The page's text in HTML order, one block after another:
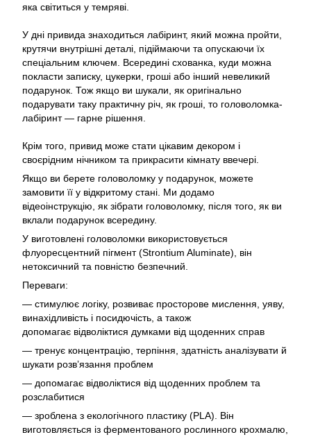
яка світиться у темряві.
У дні привида знаходиться лабіринт, який можна пройти,
крутячи внутрішні деталі, підіймаючи та опускаючи їх
спеціальним ключем. Всередині схованка, куди можна
покласти записку, цукерки, гроші або інший невеликий
подарунок. Тож якщо ви шукали, як оригінально
подарувати таку практичну річ, як гроші, то головоломка-
лабіринт — гарне рішення.
Крім того, привид може стати цікавим декором і
своєрідним нічником та прикрасити кімнату ввечері.
Якщо ви берете головоломку у подарунок, можете
замовити її у відкритому стані. Ми додамо
відеоінструкцію, як зібрати головоломку, після того, як ви
вклали подарунок всередину.
У виготовлені головоломки використовується
флуоресцентний пігмент (Strontium Aluminate), він
нетоксичний та повністю безпечний.
Переваги:
— стимулює логіку, розвиває просторове мислення, уяву,
винахідливість і посидючість, а також
допомагає відволіктися думками від щоденних справ
— тренує концентрацію, терпіння, здатність аналізувати й
шукати розвʼязання проблем
— допомагає відволіктися від щоденних проблем та
розслабитися
— зроблена з екологічного пластику (PLA). Він
виготовляється із ферментованого рослинного крохмалю,